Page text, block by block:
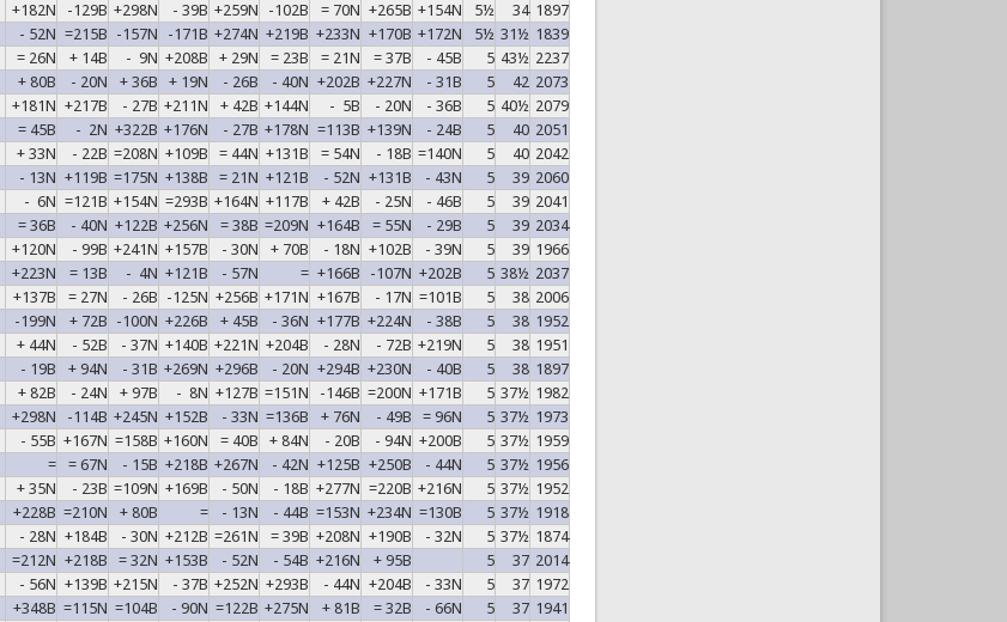
+182N -129B +298N - 39B +259N -102B = 70N +265B +154N 5½ 34 1897
- 52N =215B -157N -171B +274N +219B +233N +170B +172N 5½ 31½ 1839
= 26N + 14B - 9N +208B + 29N = 23B = 21N = 37B - 45B 5 43½ 2237
+ 80B - 20N + 36B + 19N - 26B - 40N +202B +227N - 31B 5 42 2073
+181N +217B - 27B +211N + 42B +144N - 5B - 20N - 36B 5 40½ 2079
= 45B - 2N +322B +176N - 27B +178N =113B +139N - 24B 5 40 2051
+ 33N - 22B =208N +109B = 44N +131B = 54N - 18B =140N 5 40 2042
- 13N +119B =175N +138B = 21N +121B - 52N +131B - 43N 5 39 2060
- 6N =121B +154N =293B +164N +117B + 42B - 25N - 46B 5 39 2041
= 36B - 40N +122B +256N = 38B =209N +164B = 55N - 29B 5 39 2034
+120N - 99B +241N +157B - 30N + 70B - 18N +102B - 39N 5 39 1966
+223N = 13B - 4N +121B - 57N = +166B -107N +202B 5 38½ 2037
+137B = 27N - 26B -125N +256B +171N +167B - 17N =101B 5 38 2006
-199N + 72B -100N +226B + 45B - 36N +177B +224N - 38B 5 38 1952
+ 44N - 52B - 37N +140B +221N +204B - 28N - 72B +219N 5 38 1951
- 19B + 94N - 31B +269N +296B - 20N +294B +230N - 40B 5 38 1897
+ 82B - 24N + 97B - 8N +127B =151N -146B =200N +171B 5 37½ 1982
+298N -114B +245N +152B - 33N =136B + 76N - 49B = 96N 5 37½ 1973
- 55B +167N =158B +160N = 40B + 84N - 20B - 94N +200B 5 37½ 1959
= = 67N - 15B +218B +267N - 42N +125B +250B - 44N 5 37½ 1956
+ 35N - 23B =109N +169B - 50N - 18B +277N =220B +216N 5 37½ 1952
+228B =210N + 80B = - 13N - 44B =153N +234N =130B 5 37½ 1918
- 28N +184B - 30N +212B =261N = 39B +208N +190B - 32N 5 37½ 1874
=212N +218B = 32N +153B - 52N - 54B +216N + 95B 5 37 2014
- 56N +139B +215N - 37B +252N +293B - 44N +204B - 33N 5 37 1972
+348B =115N =104B - 90N =122B +275N + 81B = 32B - 66N 5 37 1941